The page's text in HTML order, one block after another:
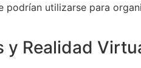
podrían utilizarse para
Realidad